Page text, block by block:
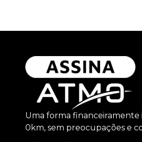
Uma forma
0km, sem preocupações e